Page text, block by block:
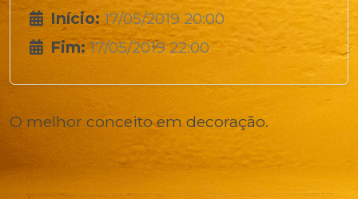
Início: 17/05/2019 20:00
Fim: 17/05/2019 22:00
O melhor conceito em decoração.